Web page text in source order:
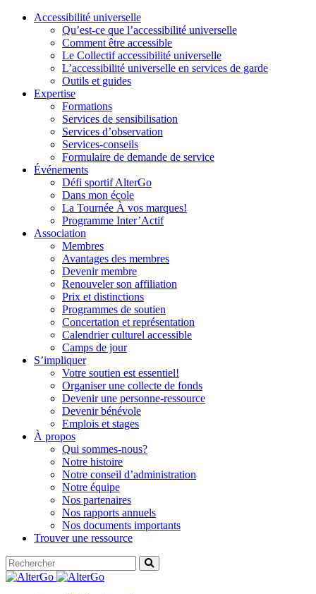
Accessibilité universelle
Qu’est-ce que l’accessibilité universelle
Comment être accessible
Le Collectif accessibilité universelle
L’accessibilité universelle en services de garde
Outils et guides
Expertise
Formations
Services de sensibilisation
Services d’observation
Services-conseils
Formulaire de demande de service
Événements
Défi sportif AlterGo
Dans mon école
La Tournée À vos marques!
Programme Inter’Actif
Association
Membres
Avantages des membres
Devenir membre
Renouveler son affiliation
Prix et distinctions
Programmes de soutien
Concertation et représentation
Calendrier culturel accessible
Camps de jour
S’impliquer
Votre soutien est essentiel!
Organiser une collecte de fonds
Devenir une personne-ressource
Devenir bénévole
Emplois et stages
À propos
Qui sommes-nous?
Notre histoire
Notre conseil d’administration
Notre équipe
Nos partenaires
Nos rapports annuels
Nos documents importants
Trouver une ressource